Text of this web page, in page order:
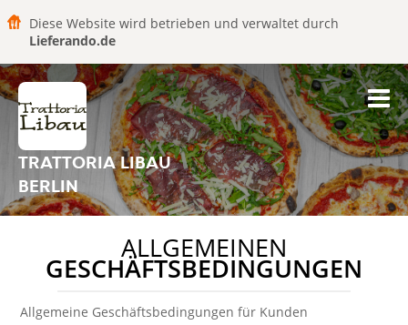
Diese Website wird betrieben und verwaltet durch
Lieferando.de
TRATTORIA LIBAU
BERLIN
ALLGEMEINEN
GESCHÄFTSBEDINGUNGEN
Allgemeine Geschäftsbedingungen für Kunden